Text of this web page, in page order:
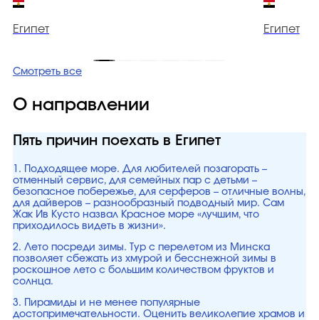
Египет Египет
Смотреть все
О направлении
Пять причин поехать в Египет
1. Подходящее море. Для любителей позагорать –
отменный сервис, для семейных пар с детьми –
безопасное побережье, для серферов – отличные волны,
для дайверов – разнообразный подводный мир. Сам
Жак Ив Кусто назвал Красное море «лучшим, что
приходилось видеть в жизни».
2. Лето посреди зимы. Тур с перелетом из Минска
позволяет сбежать из хмурой и бесснежной зимы в
роскошное лето с большим количеством фруктов и
солнца.
3. Пирамиды и не менее популярные
достопримечательности. Оценить великолепие храмов и